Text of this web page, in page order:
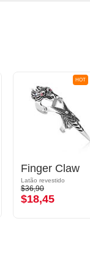
HOT
Finger Claw
Latão revestido
$36,90
$18,45